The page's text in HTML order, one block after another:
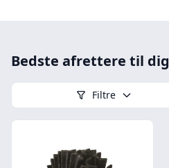
Bedste afrettere til dig
Filtre